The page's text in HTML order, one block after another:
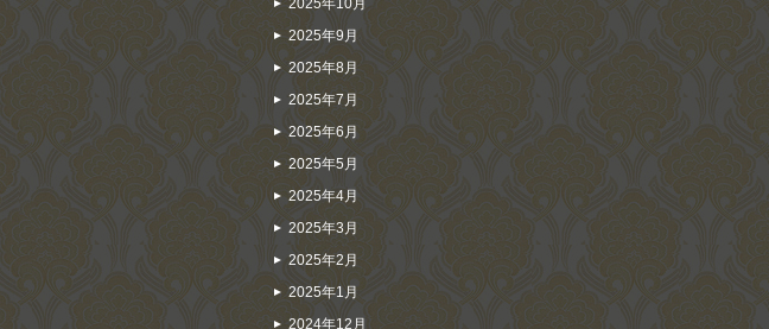
2025年10月
2025年9月
2025年8月
2025年7月
2025年6月
2025年5月
2025年4月
2025年3月
2025年2月
2025年1月
2024年12月